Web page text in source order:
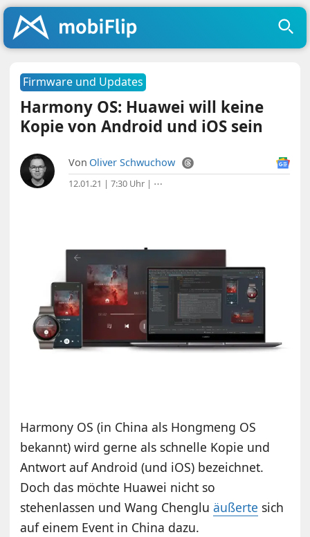
Firmware und Updates
Harmony OS: Huawei will keine
Kopie von Android und iOS sein
Von Oliver Schwuchow
12.01.21 | 7:30 Uhr | ⋯
Harmony OS (in China als Hongmeng OS
bekannt) wird gerne als schnelle Kopie und
Antwort auf Android (und iOS) bezeichnet.
Doch das möchte Huawei nicht so
stehenlassen und Wang Chengluäußerte sich
auf einem Event in China dazu.